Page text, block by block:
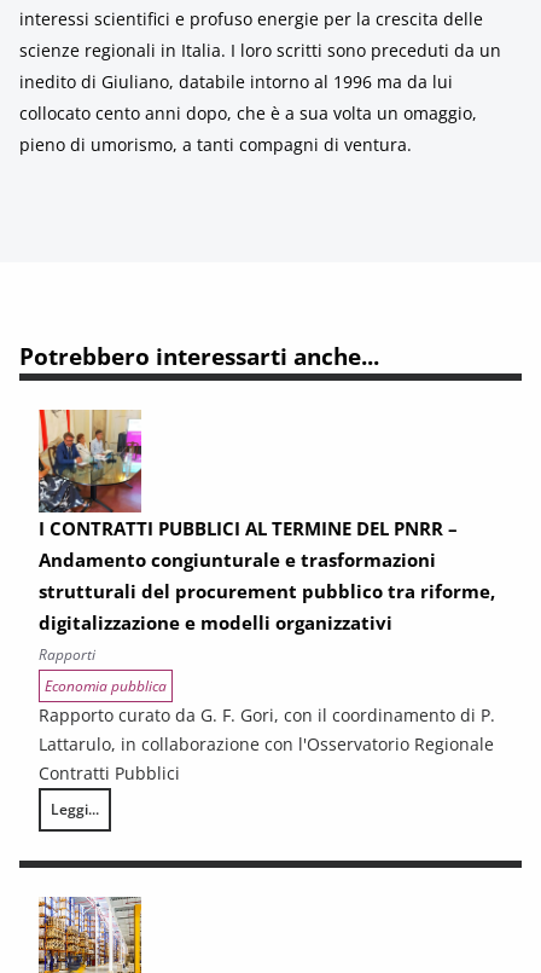
interessi scientifici e profuso energie per la crescita delle
scienze regionali in Italia. I loro scritti sono preceduti da un
inedito di Giuliano, databile intorno al 1996 ma da lui
collocato cento anni dopo, che è a sua volta un omaggio,
pieno di umorismo, a tanti compagni di ventura.
Potrebbero interessarti anche...
I CONTRATTI PUBBLICI AL TERMINE DEL PNRR –
Andamento congiunturale e trasformazioni
strutturali del procurement pubblico tra riforme,
digitalizzazione e modelli organizzativi
Rapporti
Economia pubblica
Rapporto curato da G. F. Gori, con il coordinamento di P.
Lattarulo, in collaborazione con l'Osservatorio Regionale
Contratti Pubblici
Leggi...
I CONTRATTI PUBBLICI AL TERMINE DEL PNRR – Andamento